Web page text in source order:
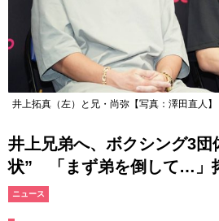
井上拓真（左）と兄・尚弥【写真：澤田直人】
井上兄弟へ、ボクシング3団
状” 「まず弟を倒して…」
ニュース